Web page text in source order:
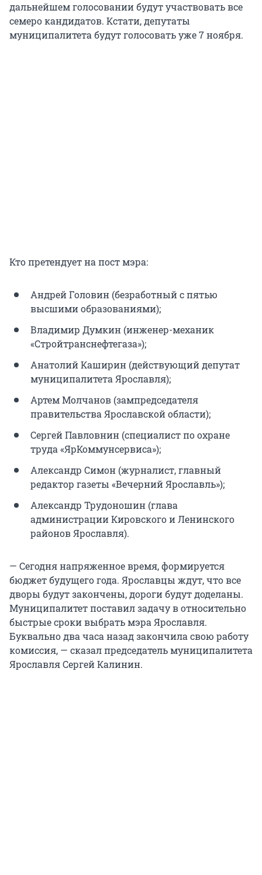
дальнейшем голосовании будут участвовать все
семеро кандидатов. Кстати, депутаты
муниципалитета будут голосовать уже 7 ноября.
Кто претендует на пост мэра:
Андрей Головин (безработный с пятью
высшими образованиями);
Владимир Думкин (инженер-механик
«Стройтранснефтегаза»);
Анатолий Каширин (действующий депутат
муниципалитета Ярославля);
Артем Молчанов (зампредседателя
правительства Ярославской области);
Сергей Павловнин (специалист по охране
труда «ЯрКоммунсервиса»);
Александр Симон (журналист, главный
редактор газеты «Вечерний Ярославль»);
Александр Трудоношин (глава
администрации Кировского и Ленинского
районов Ярославля).
— Сегодня напряженное время, формируется
бюджет будущего года. Ярославцы ждут, что все
дворы будут закончены, дороги будут доделаны.
Муниципалитет поставил задачу в относительно
быстрые сроки выбрать мэра Ярославля.
Буквально два часа назад закончила свою работу
комиссия, — сказал председатель муниципалитета
Ярославля Сергей Калинин.